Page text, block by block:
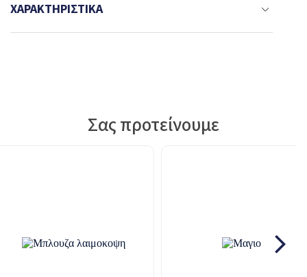
ΧΑΡΑΚΤΗΡΙΣΤΙΚΆ
Σας προτείνουμε